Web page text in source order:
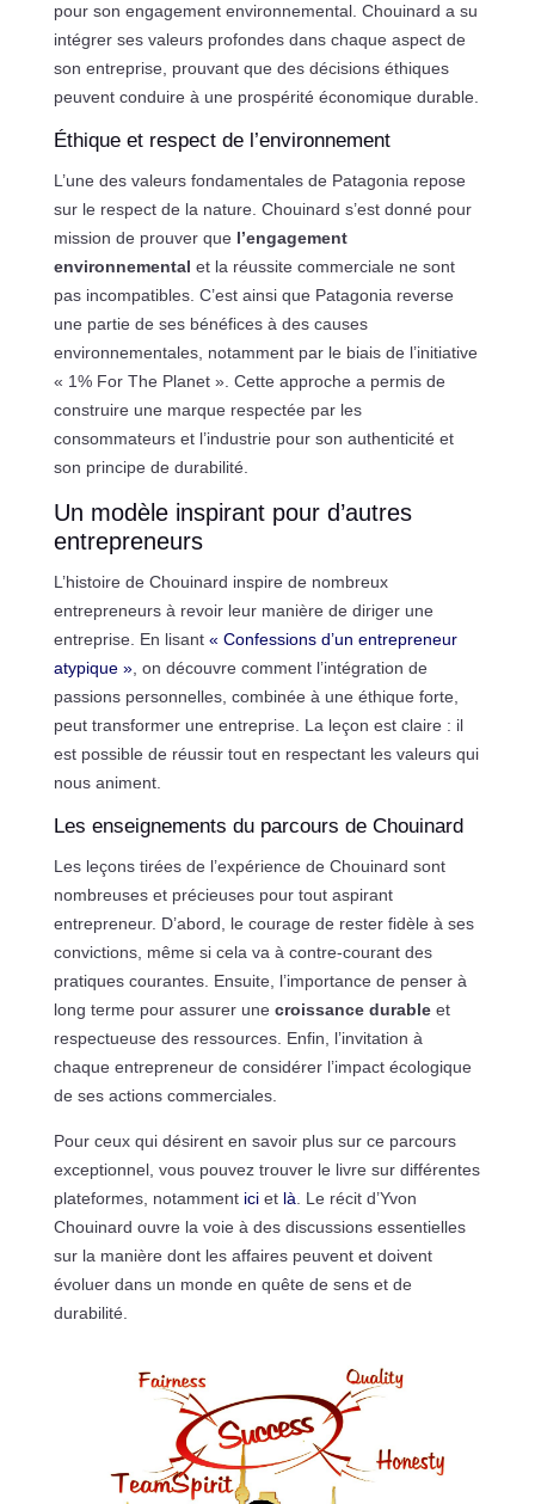
pour son engagement environnemental. Chouinard a su
intégrer ses valeurs profondes dans chaque aspect de
son entreprise, prouvant que des décisions éthiques
peuvent conduire à une prospérité économique durable.
Éthique et respect de l’environnement
L’une des valeurs fondamentales de Patagonia repose
sur le respect de la nature. Chouinard s’est donné pour
mission de prouver que l’engagement
environnemental et la réussite commerciale ne sont
pas incompatibles. C’est ainsi que Patagonia reverse
une partie de ses bénéfices à des causes
environnementales, notamment par le biais de l’initiative
« 1% For The Planet ». Cette approche a permis de
construire une marque respectée par les
consommateurs et l’industrie pour son authenticité et
son principe de durabilité.
Un modèle inspirant pour d’autres
entrepreneurs
L’histoire de Chouinard inspire de nombreux
entrepreneurs à revoir leur manière de diriger une
entreprise. En lisant « Confessions d’un entrepreneur
atypique », on découvre comment l’intégration de
passions personnelles, combinée à une éthique forte,
peut transformer une entreprise. La leçon est claire : il
est possible de réussir tout en respectant les valeurs qui
nous animent.
Les enseignements du parcours de Chouinard
Les leçons tirées de l’expérience de Chouinard sont
nombreuses et précieuses pour tout aspirant
entrepreneur. D’abord, le courage de rester fidèle à ses
convictions, même si cela va à contre-courant des
pratiques courantes. Ensuite, l’importance de penser à
long terme pour assurer une croissance durableet
respectueuse des ressources. Enfin, l’invitation à
chaque entrepreneur de considérer l’impact écologique
de ses actions commerciales.
Pour ceux qui désirent en savoir plus sur ce parcours
exceptionnel, vous pouvez trouver le livre sur différentes
plateformes, notamment iciet là . Le récit d’Yvon
Chouinard ouvre la voie à des discussions essentielles
sur la manière dont les affaires peuvent et doivent
évoluer dans un monde en quête de sens et de
durabilité.